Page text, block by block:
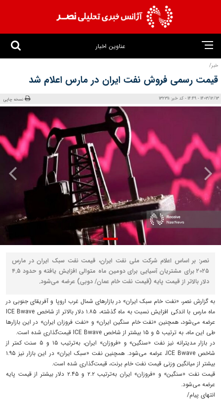
عناوین اخبار
خبر/
قیمت رسمی فروش نفت ایران در مارس اعلام شد
1403/12/13 - 14:49 - کد خبر: 132311 نسخه چاپی
نصر: بر اساس اعلام شرکت ملی نفت ایران، قیمت نفت سبک ایران در مارس
۲۰۲۵ برای مشتریان آسیایی برای دومین ماه متوالی افزایش یافته و حدود ۴.۵
دلار بالاتر از قیمت پایه (قیمت نفت خام عمان/ دوبی) عرضه می‌شود.
به گزارش نصر، «نفت خام سبک ایران» در بازارهای شمال غرب اروپا و آفریقای جنوبی در
ماه مارس با اندکی افزایش نسبت به ماه گذشته، ۱.۸۵ دلار بالاتر از شاخص ICE Bwave
عرضه می‌شود، همچنین «نفت خام سنگین ایران» و «نفت فروزان ایران» در این بازارها
طی این ماه، به ترتیب ۵ و ۱۵ بیشتر از شاخص ICE Bwave قیمت‌گذاری شده است.
در بازار مدیترانه نیز نفت «سنگین» و «فروزان» ایران، به‌ترتیب ۱۵ و ۵ سنت کمتر از
شاخص ICE Bwave، عرضه می‌شود. همچنین نفت «سبک ایران» در این بازار نیز ۱.۹۵
بیشتر از میانگین وزنی قیمت نفت خام برنت، قیمت‌گذاری شده است.
قیمت نفت «سنگین» و «فروزان» ایران به‌ترتیب ۲.۲ و ۲.۴۵ دلار بیشتر از قیمت پایه
عرضه می‌شود.
انتهای پیام/